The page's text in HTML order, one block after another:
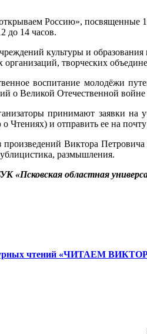
Россию»,
до 14 часов.
культуры и
творческих
воспитание молодёжи
о Великой Отечественной
принимают заявки на
и отправить ее на почту
Виктора
размышления.
областная
чтений «ЧИТАЕМ